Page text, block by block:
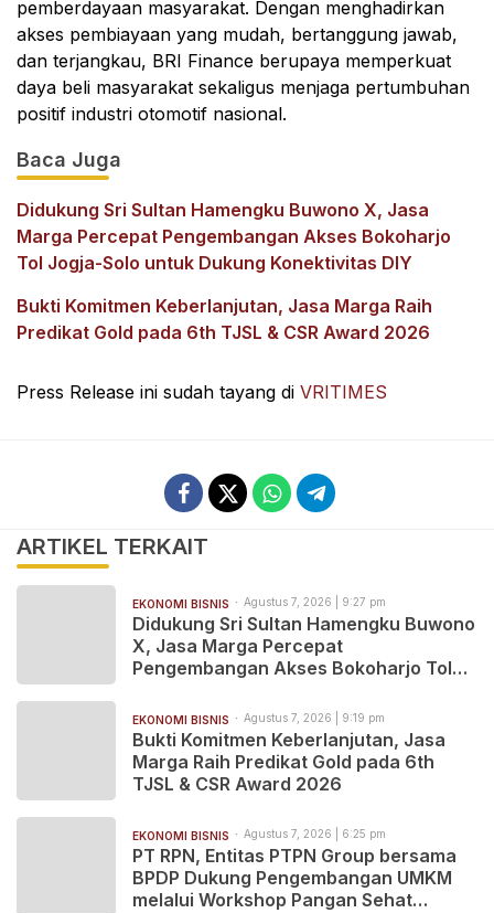
pemberdayaan masyarakat. Dengan menghadirkan
akses pembiayaan yang mudah, bertanggung jawab,
dan terjangkau, BRI Finance berupaya memperkuat
daya beli masyarakat sekaligus menjaga pertumbuhan
positif industri otomotif nasional.
Baca Juga
Didukung Sri Sultan Hamengku Buwono X, Jasa
Marga Percepat Pengembangan Akses Bokoharjo
Tol Jogja-Solo untuk Dukung Konektivitas DIY
Bukti Komitmen Keberlanjutan, Jasa Marga Raih
Predikat Gold pada 6th TJSL & CSR Award 2026
Press Release ini sudah tayang di VRITIMES
ARTIKEL TERKAIT
EKONOMI BISNIS Agustus 7, 2026 | 9:27 pm
Didukung Sri Sultan Hamengku Buwono
X, Jasa Marga Percepat
Pengembangan Akses Bokoharjo Tol
DIY
EKONOMI BISNIS Agustus 7, 2026 | 9:19 pm
Bukti Komitmen Keberlanjutan, Jasa
Marga Raih Predikat Gold pada 6th
TJSL & CSR Award 2026
EKONOMI BISNIS Agustus 7, 2026 | 6:25 pm
PT RPN, Entitas PTPN Group bersama
BPDP Dukung Pengembangan UMKM
melalui Workshop Pangan Sehat